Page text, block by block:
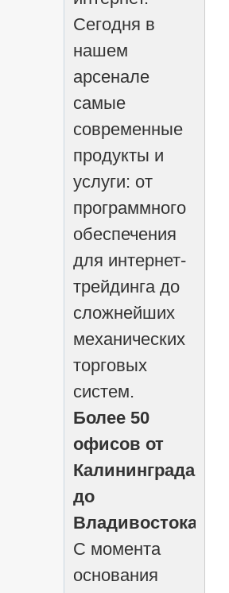
Сегодня в
нашем
арсенале
самые
современные
продукты и
услуги: от
программного
обеспечения
для интернет-
трейдинга до
сложнейших
механических
торговых
систем.
Более 50
офисов от
Калининграда
до
Владивостока
С момента
основания